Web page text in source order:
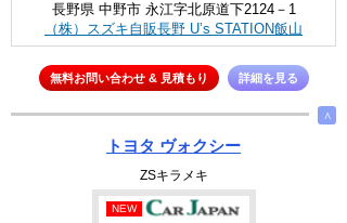
長野県 中野市 永江字北原道下2124－1
（株）スズキ自販長野 U’s STATION飯山
無料お問い合わせ & 見積もり 詳細を見る
∧
トヨタ ヴォクシー
ZSキラメキ
NEW